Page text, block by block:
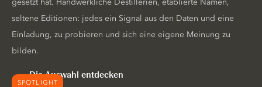
SPOTLIGHT
seltene Editionen: jedes ein Signal aus den Daten und eine
Einladung, zu probieren und sich eine eigene Meinung zu
bilden.
Die Auswahl entdecken